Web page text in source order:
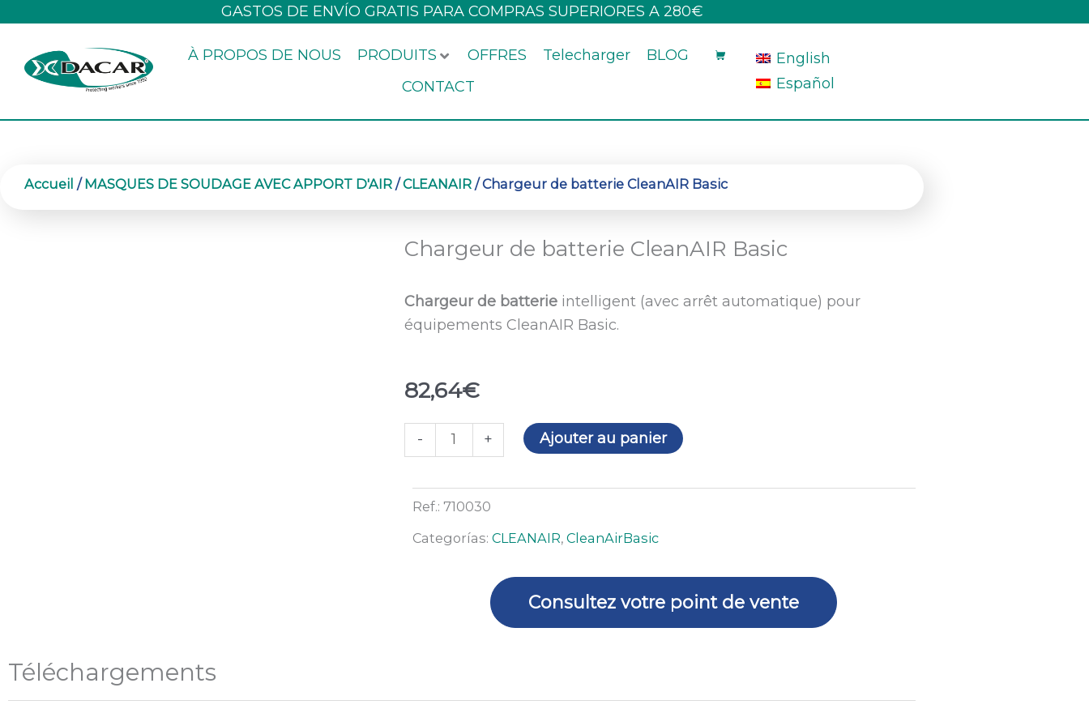
contenu
GASTOS DE ENVÍO GRATIS PARA COMPRAS SUPERIORES A 280€
À PROPOS DE NOUS PRODUITS OFFRES Telecharger
BLOG
CONTACT
English
Español
Accueil /MASQUES DE SOUDAGE AVEC APPORT D'AIR /CLEANAIR / Chargeur de batterie CleanAIR Basic
Chargeur de batterie CleanAIR Basic
Chargeur de batterieintelligent (avec arrêt automatique) pour
équipements CleanAIR Basic.
82,64€
-
quantité
de
de
CleanAIR
+ Ajouter au panier
Ref.: 710030
Categorías: CLEANAIR, CleanAirBasic
Consultez votre point de vente
Téléchargements